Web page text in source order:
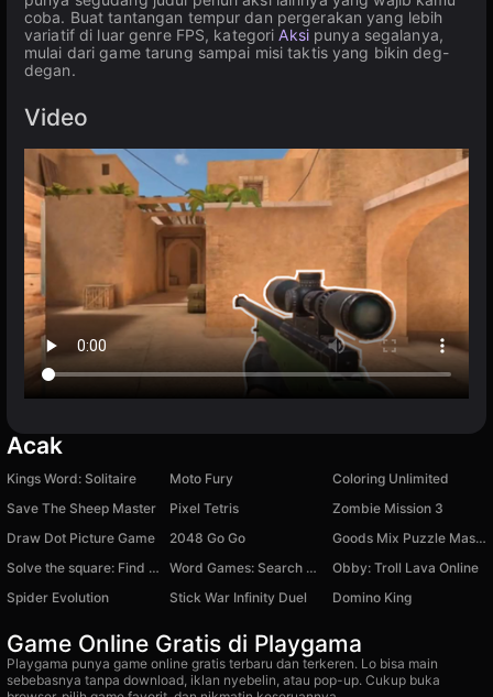
coba. Buat tantangan tempur dan pergerakan yang lebih
variatif di luar genre FPS, kategoriAksipunya segalanya,
mulai dari game tarung sampai misi taktis yang bikin deg-
degan.
Video
Acak
Kings Word: Solitaire Moto Fury
Coloring Unlimited
Save The Sheep Master
Pixel Tetris
Zombie Mission 3
Draw Dot Picture Game
2048 Go Go
Goods Mix Puzzle Master
Solve the square: Find out your IQ
Word Games: Search Words
Obby: Troll Lava Online
Spider Evolution
Stick War Infinity Duel Domino King
Game Online Gratis di Playgama
Playgama punya game online gratis terbaru dan terkeren. Lo bisa main
sebebasnya tanpa download, iklan nyebelin, atau pop-up. Cukup buka